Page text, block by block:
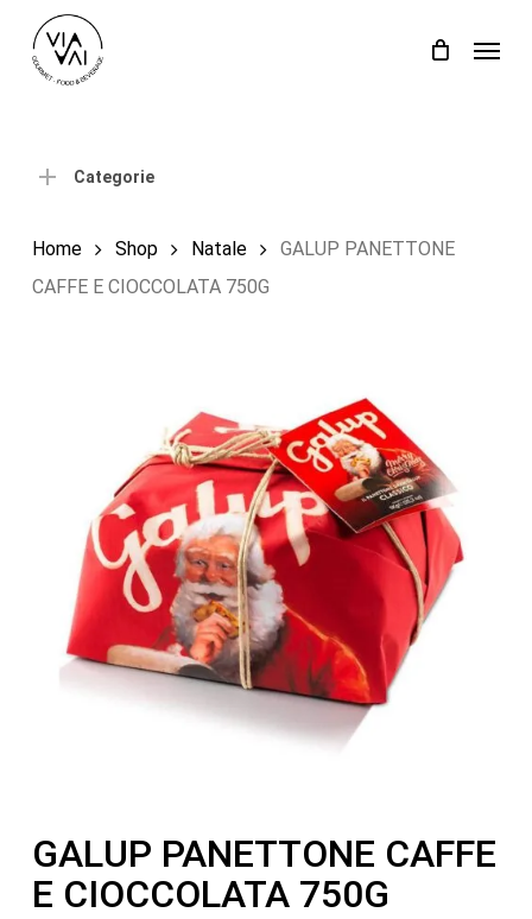
Carrello Close
Categorie
Home Shop Natale
GALUP PANETTONE
CAFFE E CIOCCOLATA 750G
GALUP PANETTONE CAFFE
E CIOCCOLATA 750G